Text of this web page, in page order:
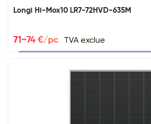
Longi Hi-Mox10 LR7-72HVD-635M
71~74 €/pc TVA exclue